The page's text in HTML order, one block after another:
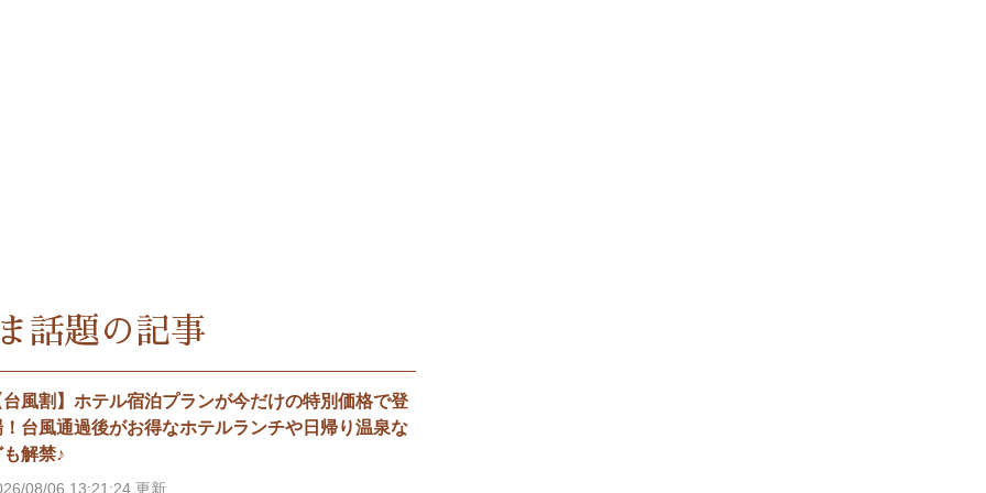
話題の記事
台風割】ホテル宿泊プランが今だけの特別価格で登
！台風通過後がお得なホテルランチや日帰り温泉な
解禁♪
08/06 13:21:24 更新